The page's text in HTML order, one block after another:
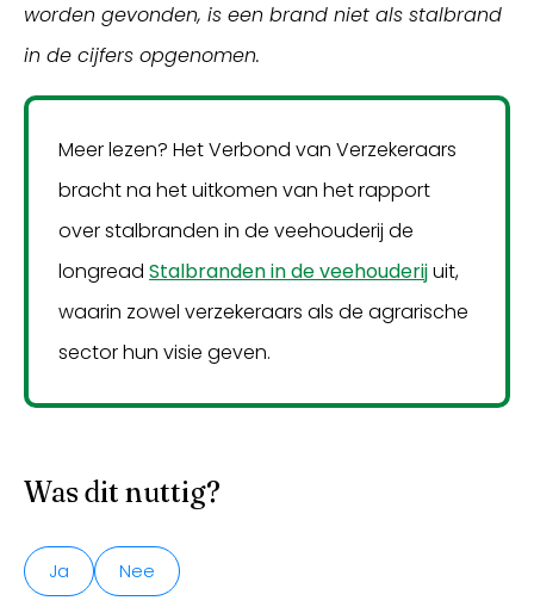
worden gevonden, is een brand niet als stalbrand
in de cijfers opgenomen.
Meer lezen? Het Verbond van Verzekeraars
bracht na het uitkomen van het rapport
over stalbranden in de veehouderij de
longread Stalbranden in de veehouderijuit,
waarin zowel verzekeraars als de agrarische
sector hun visie geven.
Was dit nuttig?
Ja Nee